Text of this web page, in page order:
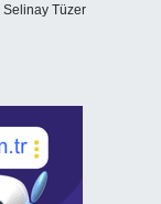
Selinay Tüzer